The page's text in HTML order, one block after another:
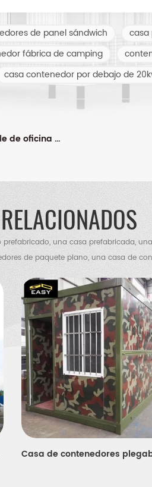
de panel sándwich
casa
fábrica de camping
casa contenedor por debajo de
Casa contenedor plegable de oficina de 20 pies ensamblada fácilmente, portátil, prefabricada, modular, de bajo costo
una casa prefabricada,
de paquete plano, una casa de
un almacén de estructura de
una casa de guardia, etc.